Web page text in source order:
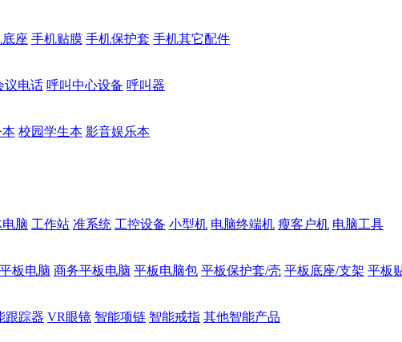
座 手机贴膜 手机保护套 手机其它配件
议电话 呼叫中心设备 呼叫器
本 校园学生本 影音娱乐本
脑 工作站 准系统 工控设备 小型机 电脑终端机 瘦客户机 电脑工具
板电脑 商务平板电脑 平板电脑包 平板保护套/壳 平板底座/支架 平板
跟踪器 VR眼镜 智能项链 智能戒指 其他智能产品